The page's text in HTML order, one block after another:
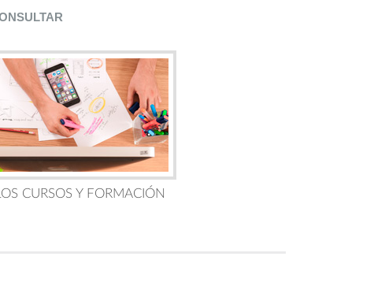
CURSOS Y FORMACIÓN